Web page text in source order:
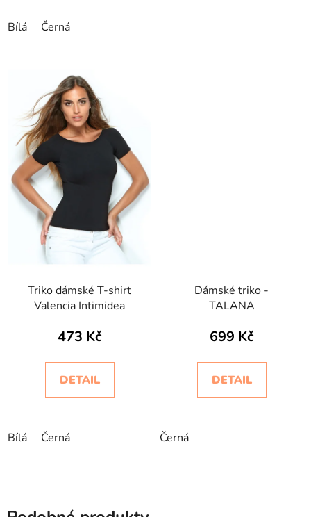
Bílá Černá
Triko dámské T-shirt
Valencia Intimidea
473 Kč
DETAIL
Bílá Černá
Dámské triko -
TALANA
699 Kč
DETAIL
Černá